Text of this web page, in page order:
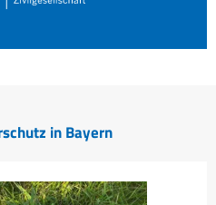
in Bayern